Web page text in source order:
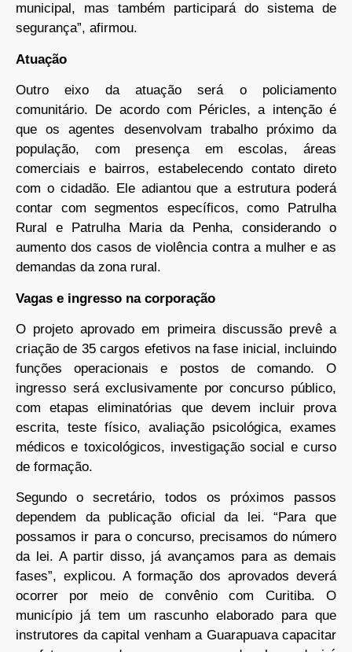
municipal, mas também participará do sistema de
segurança”, afirmou.
Atuação
Outro eixo da atuação será o policiamento
comunitário. De acordo com Péricles, a intenção é
que os agentes desenvolvam trabalho próximo da
população, com presença em escolas, áreas
comerciais e bairros, estabelecendo contato direto
com o cidadão. Ele adiantou que a estrutura poderá
contar com segmentos específicos, como Patrulha
Rural e Patrulha Maria da Penha, considerando o
aumento dos casos de violência contra a mulher e as
demandas da zona rural.
Vagas e ingresso na corporação
O projeto aprovado em primeira discussão prevê a
criação de 35 cargos efetivos na fase inicial, incluindo
funções operacionais e postos de comando. O
ingresso será exclusivamente por concurso público,
com etapas eliminatórias que devem incluir prova
escrita, teste físico, avaliação psicológica, exames
médicos e toxicológicos, investigação social e curso
de formação.
Segundo o secretário, todos os próximos passos
dependem da publicação oficial da lei. “Para que
possamos ir para o concurso, precisamos do número
da lei. A partir disso, já avançamos para as demais
fases”, explicou. A formação dos aprovados deverá
ocorrer por meio de convênio com Curitiba. O
município já tem um rascunho elaborado para que
instrutores da capital venham a Guarapuava capacitar